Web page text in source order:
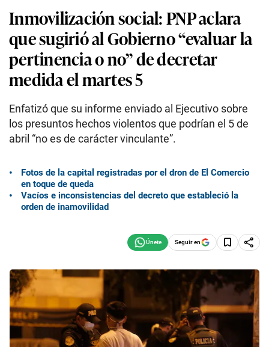
Inmovilización social: PNP aclara
que sugirió al Gobierno “evaluar la
pertinencia o no” de decretar
medida el martes 5
Enfatizó que su informe enviado al Ejecutivo sobre
los presuntos hechos violentos que podrían el 5 de
abril “no es de carácter vinculante”.
Fotos de la capital registradas por el dron de El Comercio
en toque de queda
Vacíos e inconsistencias del decreto que estableció la
orden de inamovilidad
Seguir en